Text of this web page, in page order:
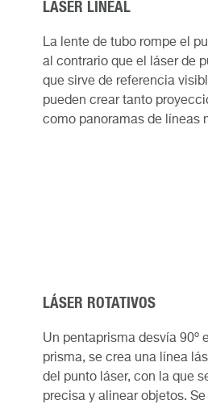
LÁSER LINEAL
La lente de tubo rompe el
al contrario que el láser de
que sirve de referencia
pueden crear tanto
como panoramas de líneas
LÁSER ROTATIVOS
Un pentaprisma desvía 90º
prisma, se crea una línea
del punto láser, con la que
precisa y alinear objetos.